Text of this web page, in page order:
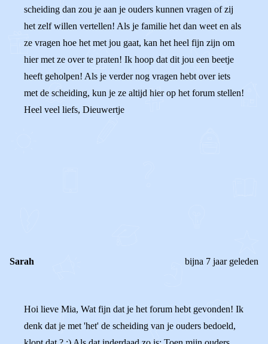
scheiding dan zou je aan je ouders kunnen vragen of zij
het zelf willen vertellen! Als je familie het dan weet en als
ze vragen hoe het met jou gaat, kan het heel fijn zijn om
hier met ze over te praten! Ik hoop dat dit jou een beetje
heeft geholpen! Als je verder nog vragen hebt over iets
met de scheiding, kun je ze altijd hier op het forum stellen!
Heel veel liefs, Dieuwertje
Sarah bijna 7 jaar geleden
Hoi lieve Mia, Wat fijn dat je het forum hebt gevonden! Ik
denk dat je met 'het' de scheiding van je ouders bedoeld,